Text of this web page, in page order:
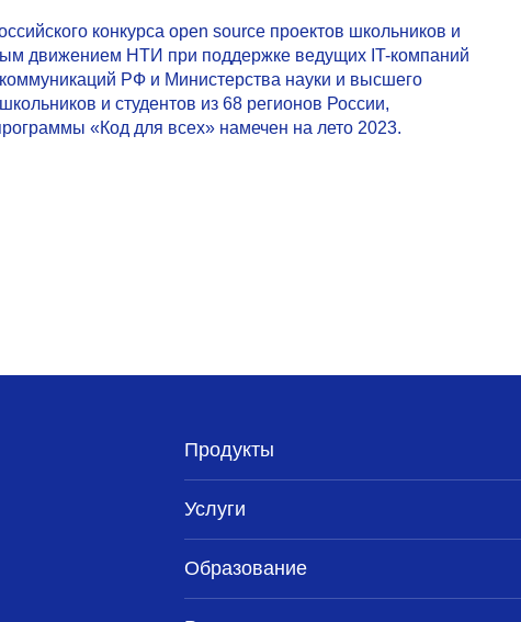
конкурса open source проектов школьников и
движением НТИ при поддержке ведущих IT-компаний
РФ и Министерства науки и высшего
и студентов из 68 регионов России,
«Код для всех» намечен на лето 2023.
Продукты
Услуги
Образование